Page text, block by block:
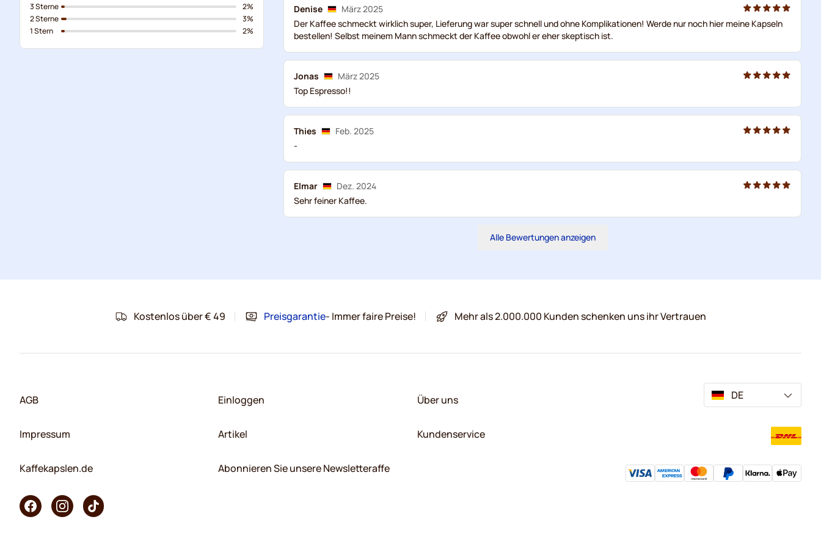
3 Sterne
2 Sterne
1 Stern
2%
3%
2%
Denise
März 2025
Der Kaffee schmeckt wirklich super, Lieferung war super schnell und ohne Komplikationen! Werde nur noch hier meine Kapseln
bestellen! Selbst meinem Mann schmeckt der Kaffee obwohl er eher skeptisch ist.
Jonas
März 2025
Top Espresso!!
Thies
Feb. 2025
-
Elmar
Dez. 2024
Sehr feiner Kaffee.
Alle Bewertungen anzeigen
Kostenlos über € 49 Preisgarantie- Immer faire Preise! Mehr als 2.000.000 Kunden schenken uns ihr Vertrauen
AGB
Impressum
Kaffekapslen.de
Einloggen
Artikel
Abonnieren Sie unsere Newsletteraffe
Über uns
Kundenservice
DE